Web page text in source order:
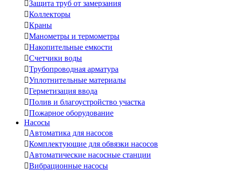
Защита труб от замерзания
Коллекторы
Краны
Манометры и термометры
Накопительные емкости
Счетчики воды
Трубопроводная арматура
Уплотнительные материалы
Герметизация ввода
Полив и благоустройство участка
Пожарное оборудование
Насосы
Автоматика для насосов
Комплектующие для обвязки насосов
Автоматические насосные станции
Вибрационные насосы